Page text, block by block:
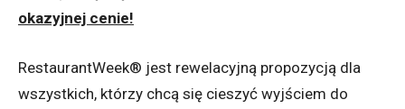
okazyjnej cenie!
RestaurantWeek® jest rewelacyjną propozycją dla
wszystkich, którzy chcą się cieszyć wyjściem do